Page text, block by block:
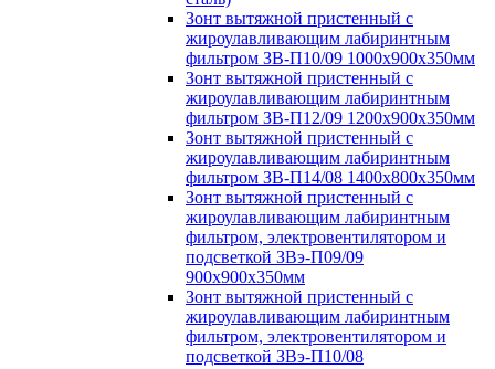
Зонт вытяжной пристенный с
жироулавливающим лабиринтным
фильтром ЗВ-П10/09 1000х900х350мм
Зонт вытяжной пристенный с
жироулавливающим лабиринтным
фильтром ЗВ-П12/09 1200х900х350мм
Зонт вытяжной пристенный с
жироулавливающим лабиринтным
фильтром ЗВ-П14/08 1400х800х350мм
Зонт вытяжной пристенный с
жироулавливающим лабиринтным
фильтром, электровентилятором и
подсветкой ЗВэ-П09/09
900х900х350мм
Зонт вытяжной пристенный с
жироулавливающим лабиринтным
фильтром, электровентилятором и
подсветкой ЗВэ-П10/08